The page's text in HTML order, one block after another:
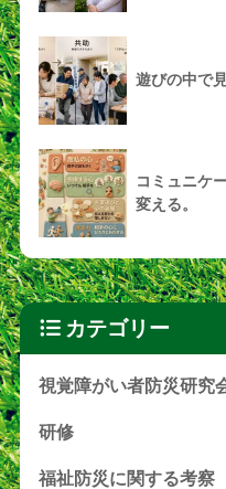
遊びの中で
コミュニケ
変える。
カテゴリー
視覚障がい者防災研究
研修
福祉防災に関する考察